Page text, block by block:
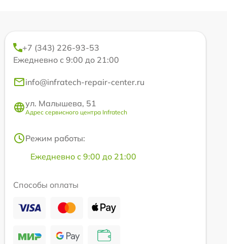
+7 (343) 226-93-53
Ежедневно с 9:00 до 21:00
info@infratech-repair-center.ru
ул. Малышева, 51
Адрес сервисного центра Infratech
Режим работы:
Ежедневно с 9:00 до 21:00
Способы оплаты